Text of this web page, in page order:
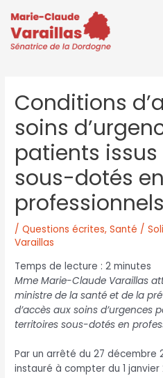
Conditions
soins
patients
sous-dotés en
/Questions écrites,Santé /
Varaillas
Temps de lecture :2 minutes
Mme Marie-Claude Varaillas
ministre de la santé et de la
d’accès aux soins d’urgences
territoires sous-dotés en
Par un arrêté du 27 décembre
instauré à compter du 1